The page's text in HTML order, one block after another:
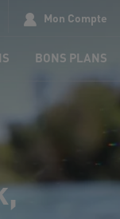
Mon Compte
BONS PLANS